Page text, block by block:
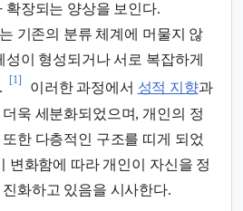
확장되는 양상을 보인다.
기존의 분류 체계에 머물지 않
성이 형성되거나 서로 복잡하게
[1]
이러한 과정에서 성적 지향과
욱 세분화되었으며, 개인의 정
한 다층적인 구조를 띠게 되었
변화함에 따라 개인이 자신을 정
화하고 있음을 시사한다.